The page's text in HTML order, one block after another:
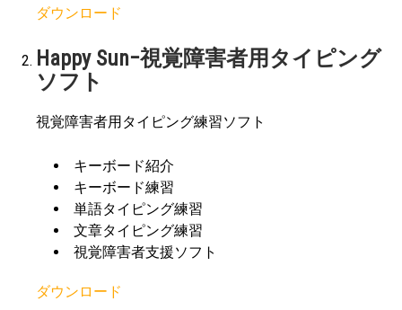
ダウンロード
Happy Sun−視覚障害者用タイピング
ソフト
視覚障害者用タイピング練習ソフト
キーボード紹介
キーボード練習
単語タイピング練習
文章タイピング練習
視覚障害者支援ソフト
ダウンロード